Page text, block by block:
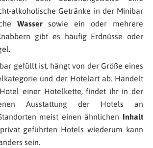
alkoholische Getränke in der Minibar
Wassersowie ein oder mehrere
gibt es häufig Erdnüsse oder
gefüllt ist, hängt von der Größe eines
und der Hotelart ab. Handelt
einer Hotelkette, findet ihr in der
Ausstattung der Hotels an
meist einen ähnlichen Inhalt
geführten Hotels wiederum kann
sein.